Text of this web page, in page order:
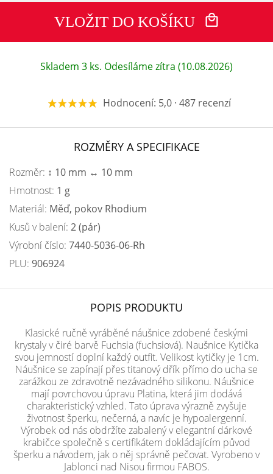
VLOŽIT DO KOŠÍKU
Skladem 3 ks. Odesíláme zítra (10.08.2026)
Hodnocení: 5,0 · 487 recenzí
ROZMĚRY A SPECIFIKACE
Rozměr: ↕ 10 mm ↔ 10 mm
Hmotnost: 1 g
Materiál: Měď, pokov Rhodium
Kusů v balení: 2 (pár)
Výrobní číslo: 7440-5036-06-Rh
PLU: 906924
POPIS PRODUKTU
Klasické ručně vyráběné náušnice zdobené českými
krystaly v čiré barvě Fuchsia (fuchsiová). Naušnice Kytička
svou jemností doplní každý outfit. Velikost kytičky je 1cm.
Náušnice se zapínají přes titanový dřík přímo do ucha se
zarážkou ze zdravotně nezávadného silikonu. Náušnice
mají povrchovou úpravu Platina, která jim dodává
charakteristický vzhled. Tato úprava výrazně zvyšuje
životnost šperku, nečerná, a navíc je hypoalergenní.
Výrobek od nás obdržíte zabalený v elegantní dárkové
krabičce společně s certifikátem dokládajícím původ
šperku a návodem, jak o něj správně pečovat. Vyrobeno v
Jablonci nad Nisou firmou FABOS.